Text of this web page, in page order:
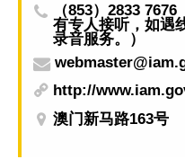
（853）2833
有专人接听，如遇
录音服务。）
http://
澳门新马路163号